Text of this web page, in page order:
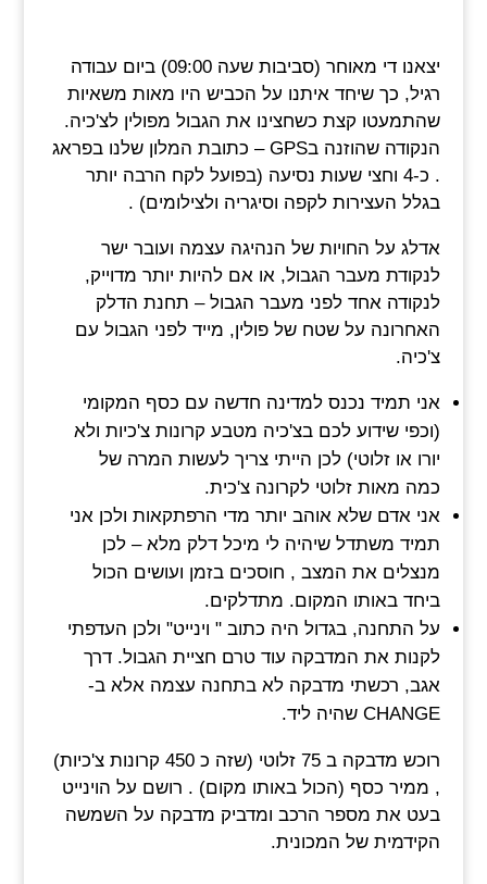
יצאנו די מאוחר (סביבות שעה 09:00) ביום עבודה
רגיל, כך שיחד איתנו על הכביש היו מאות משאיות
שהתמעטו קצת כשחצינו את הגבול מפולין לצ'כיה.
הנקודה שהוזנה בGPS – כתובת המלון שלנו בפראג
. כ-4 וחצי שעות נסיעה (בפועל לקח הרבה יותר
בגלל העצירות לקפה וסיגריה ולצילומים) .
אדלג על החויות של הנהיגה עצמה ועובר ישר
לנקודת מעבר הגבול, או אם להיות יותר מדוייק,
לנקודה אחד לפני מעבר הגבול – תחנת הדלק
האחרונה על שטח של פולין, מייד לפני הגבול עם
צ'כיה.
אני תמיד נכנס למדינה חדשה עם כסף המקומי
(וכפי שידוע לכם בצ'כיה מטבע קרונות צ'כיות ולא
יורו או זלוטי) לכן הייתי צריך לעשות המרה של
כמה מאות זלוטי לקרונה צ'כית.
אני אדם שלא אוהב יותר מדי הרפתקאות ולכן אני
תמיד משתדל שיהיה לי מיכל דלק מלא – לכן
מנצלים את המצב , חוסכים בזמן ועושים הכול
ביחד באותו המקום. מתדלקים.
על התחנה, בגדול היה כתוב " וינייט" ולכן העדפתי
לקנות את המדבקה עוד טרם חציית הגבול. דרך
אגב, רכשתי מדבקה לא בתחנה עצמה אלא ב-
CHANGE שהיה ליד.
רוכש מדבקה ב 75 זלוטי (שזה כ 450 קרונות צ'כיות)
, ממיר כסף (הכול באותו מקום) . רושם על הוינייט
בעט את מספר הרכב ומדביק מדבקה על השמשה
הקידמית של המכונית.